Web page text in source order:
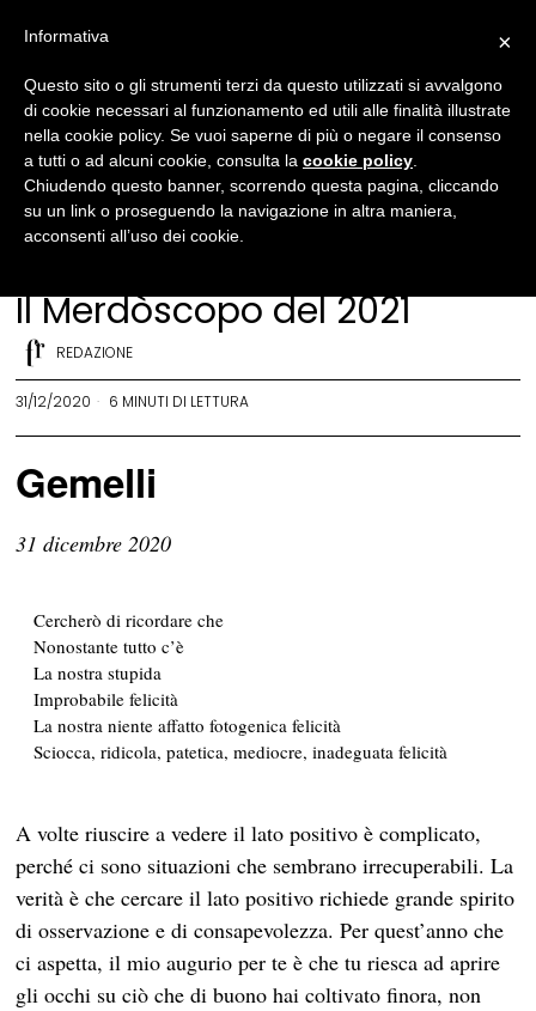
Il Merdòscopo del 2021
REDAZIONE
31/12/2020 6 MINUTI DI LETTURA
Gemelli
31 dicembre 2020
Cercherò di ricordare che
Nonostante tutto c’è
La nostra stupida
Improbabile felicità
La nostra niente affatto fotogenica felicità
Sciocca, ridicola, patetica, mediocre, inadeguata felicità
A volte riuscire a vedere il lato positivo è complicato,
perché ci sono situazioni che sembrano irrecuperabili. La
verità è che cercare il lato positivo richiede grande spirito
di osservazione e di consapevolezza. Per quest’anno che
ci aspetta, il mio augurio per te è che tu riesca ad aprire
gli occhi su ciò che di buono hai coltivato finora, non
×
Informativa
Questo sito o gli strumenti terzi da questo utilizzati si avvalgono
di cookie necessari al funzionamento ed utili alle finalità illustrate
nella cookie policy. Se vuoi saperne di più o negare il consenso
a tutti o ad alcuni cookie, consulta la cookie policy
Chiudendo questo banner, scorrendo questa pagina, cliccando
su un link o proseguendo la navigazione in altra maniera,
acconsenti all’uso dei cookie.